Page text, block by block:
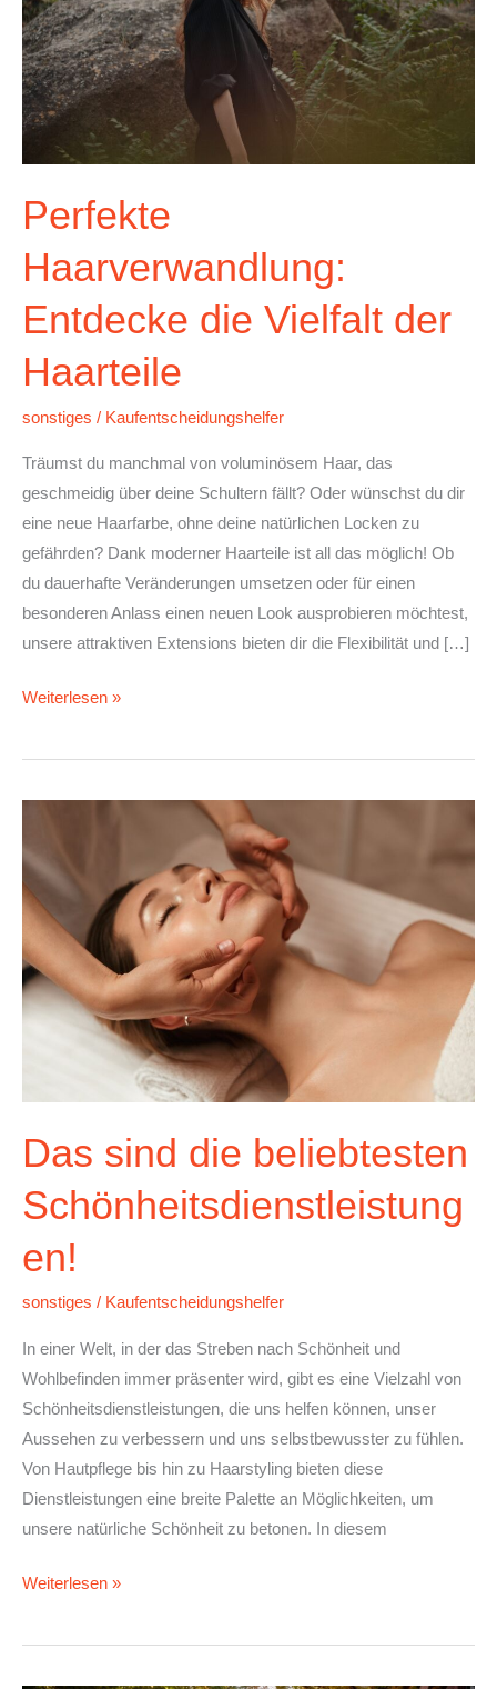
Perfekte
Haarverwandlung:
Entdecke die Vielfalt der
Haarteile
sonstiges / Kaufentscheidungshelfer
Träumst du manchmal von voluminösem Haar, das
geschmeidig über deine Schultern fällt? Oder wünschst du dir
eine neue Haarfarbe, ohne deine natürlichen Locken zu
gefährden? Dank moderner Haarteile ist all das möglich! Ob
du dauerhafte Veränderungen umsetzen oder für einen
besonderen Anlass einen neuen Look ausprobieren möchtest,
unsere attraktiven Extensions bieten dir die Flexibilität und […]
der
Haarteile
Weiterlesen »
Das sind die beliebtesten
Schönheitsdienstleistung
en!
sonstiges / Kaufentscheidungshelfer
In einer Welt, in der das Streben nach Schönheit und
Wohlbefinden immer präsenter wird, gibt es eine Vielzahl von
Schönheitsdienstleistungen, die uns helfen können, unser
Aussehen zu verbessern und uns selbstbewusster zu fühlen.
Von Hautpflege bis hin zu Haarstyling bieten diese
Dienstleistungen eine breite Palette an Möglichkeiten, um
unsere natürliche Schönheit zu betonen. In diesem
sind
die
beliebtesten
Schönheitsdienstleistungen!
Weiterlesen »